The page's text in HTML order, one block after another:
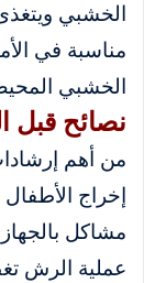
الخشبي
مناسبة في
الخشبي
نصائح قبل
من أهم
إخراج
مشاكل
عملية الرش